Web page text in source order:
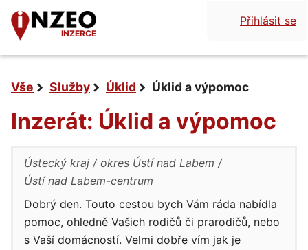
INZERCE
Přihlásit se
Vše Služby Úklid Úklid a výpomoc
Inzerát: Úklid a výpomoc
Ústecký kraj
okres Ústí nad Labem
Ústí nad Labem-centrum
Dobrý den. Touto cestou bych Vám ráda nabídla
pomoc, ohledně Vašich rodičů či prarodičů, nebo
s Vaší domácností. Velmi dobře vím jak je